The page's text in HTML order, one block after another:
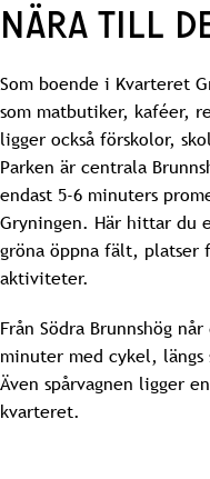
NÄRA TILL
Som boende i Kvarteret
som matbutiker, kaféer,
ligger också förskolor,
Parken är centrala
endast 5-6 minuters
Gryningen. Här hittar du
gröna öppna fält, platser
aktiviteter.
Från Södra Brunnshög
minuter med cykel, längs
Även spårvagnen ligger
kvarteret.